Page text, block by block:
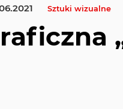
Sztuki wizualne